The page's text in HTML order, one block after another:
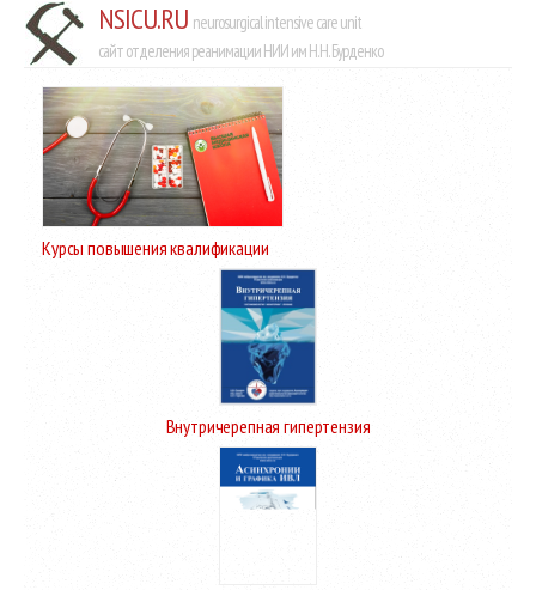
NSICU.RU neurosurgical intensive care unit
сайт отделения реанимации НИИ им Н.Н. Бурденко
Курсы повышения квалификации
Внутричерепная гипертензия